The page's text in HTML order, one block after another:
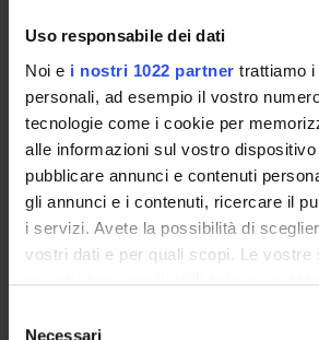
Uso responsabile dei dati
Noi e i nostri 1022 partner trattiamo
personali, ad esempio il vostro
tecnologie come i cookie per
alle informazioni sul vostro dispositivo
pubblicare annunci e contenuti
gli annunci e i contenuti, ricercare il
i servizi. Avete la possibilità di
vostri dati e per quali scopi. Le vostre
privacy sono applicabili solo su
modificare o revocare il proprio
Necessari
reperibile in PsycINFO
Id prodotto:
18709
Handle IRIS:
11562/301197
depositato il:
25 marzo 2012
ultima modifica:
1 novembre 2022
Citazione bibliografica: